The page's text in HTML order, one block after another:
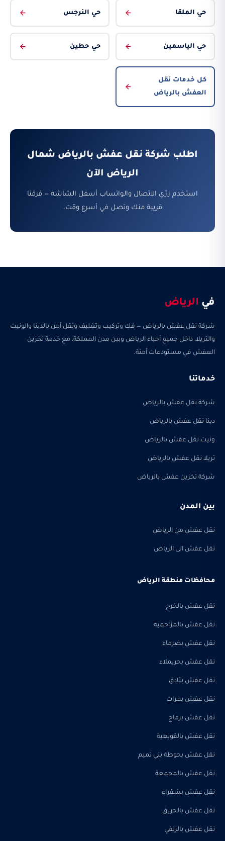
حي الملقا حي النرجس
حي الياسمين حي حطين
كل خدمات نقل
العفش بالرياض
اطلب شركة نقل عفش بالرياض شمال
الرياض الآن
استخدم زرّي الاتصال والواتساب أسفل الشاشة — فرقنا
قريبة منك وتصل في أسرع وقت.
في الرياض
شركة نقل عفش بالرياض — فك وتركيب وتغليف ونقل آمن بالدينا والونيت
والتريلا، داخل جميع أحياء الرياض وبين مدن المملكة، مع خدمة تخزين
العفش في مستودعات آمنة.
خدماتنا
شركة نقل عفش بالرياض
دينا نقل عفش بالرياض
ونيت نقل عفش بالرياض
تريلا نقل عفش بالرياض
شركة تخزين عفش بالرياض
بين المدن
نقل عفش من الرياض
نقل عفش الى الرياض
محافظات منطقة الرياض
نقل عفش بالخرج
نقل عفش بالمزاحمية
نقل عفش بضرماء
نقل عفش بحريملاء
نقل عفش بثادق
نقل عفش بمرات
نقل عفش برماح
نقل عفش بالقويعية
نقل عفش بحوطة بني تميم
نقل عفش بالمجمعة
نقل عفش بشقراء
نقل عفش بالحريق
نقل عفش بالزلفي